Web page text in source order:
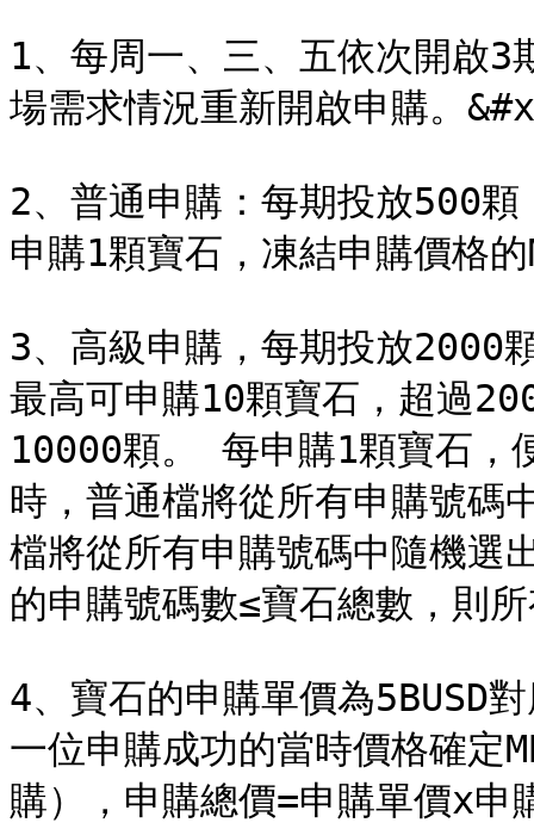
1、每周一、三、五依次開啟3
場需求情況重新開啟申購。
2、普通申購：每期投放500
申購1顆寶石，凍結申購價格
3、高級申購，每期投放2000
最高可申購10顆寶石，超過
10000顆。 每申購1顆寶石，
時，普通檔將從所有申購號碼
檔將從所有申購號碼中隨機選
的申購號碼數≤寶石總數，則
4、寶石的申購單價為5BUSD
一位申購成功的當時價格確定
購），申購總價=申購單價x申